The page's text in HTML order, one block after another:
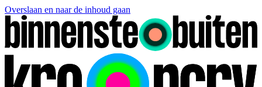
Overslaan en naar de inhoud gaan